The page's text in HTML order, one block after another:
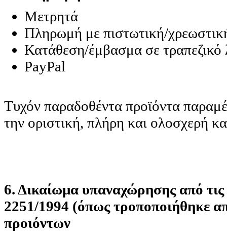
Μετρητά
Πληρωμή με πιστωτική/
Κατάθεση/έμβασμα σε τραπεζικό
PayPal
Τυχόν παραδοθέντα προϊόντα
την οριστική, πλήρη και ολοσχερή
6. Δικαίωμα υπαναχώρησης από
2251/1994 (όπως τροποποιήθηκε
προιόντων